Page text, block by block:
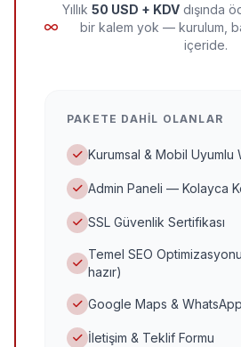
Yıllık 50 USD + KDV dışında
bir kalem yok — kurulum,
içeride.
PAKETE DAHIL OLANLAR
Kurumsal & Mobil Uyumlu
Admin Paneli — Kolayca
SSL Güvenlik Sertifikası
Temel SEO
hazır)
Google Maps &
İletişim & Teklif Formu